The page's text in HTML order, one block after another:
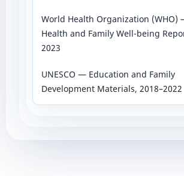
World Health Organization (WHO)
Health and Family Well-being
2023
UNESCO — Education and Family
Development Materials, 2018–2022